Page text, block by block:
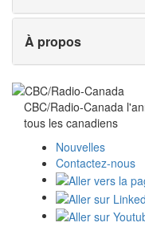
À propos
CBC/Radio-Canada
tous les canadiens
Nouvelles
Contactez-nous